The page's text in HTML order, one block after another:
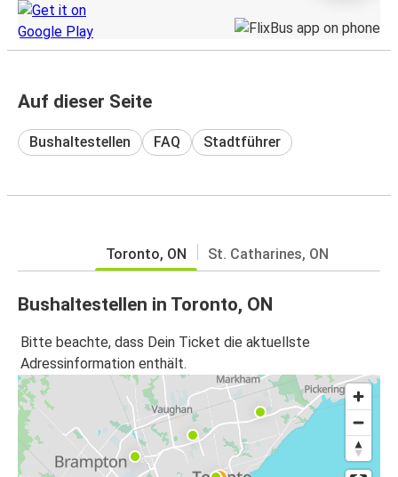
Auf dieser Seite
Bushaltestellen FAQ Stadtführer
Toronto, ON St. Catharines, ON
Bushaltestellen in Toronto, ON
Bitte beachte, dass Dein Ticket die aktuellste
Adressinformation enthält.